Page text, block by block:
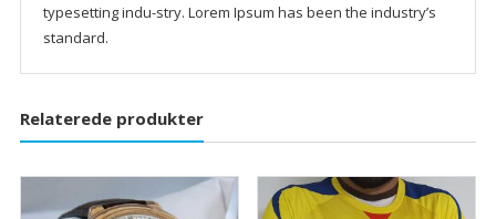
typesetting indu-stry. Lorem Ipsum has been the industry’s
standard.
Relaterede produkter